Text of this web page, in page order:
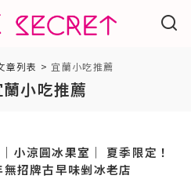
章列表 > 宜蘭小吃推薦
蘭小吃推薦
小涼圓冰果室｜ 夏季限定！
招牌古早味剉冰老店